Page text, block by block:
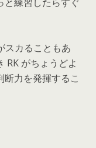
スカることもあ
RK がちょうどよ
力を発揮するこ